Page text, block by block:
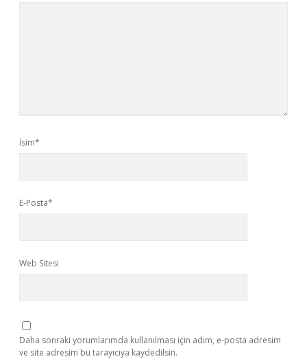
İsim*
E-Posta*
Web Sitesi
Daha sonraki yorumlarımda kullanılması için adım, e-posta adresim
ve site adresim bu tarayıcıya kaydedilsin.